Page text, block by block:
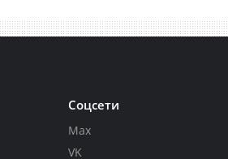
Соцсети
Max
VK